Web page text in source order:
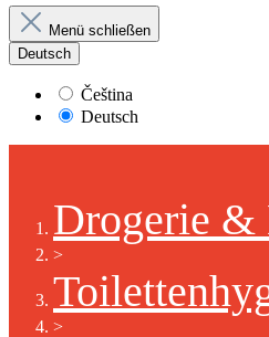
Menü schließen
Deutsch
Čeština
Deutsch
Drogerie &
>
>